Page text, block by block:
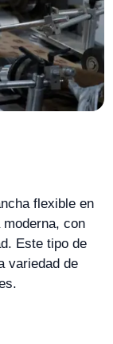
flexible en
con
Este tipo de
variedad de